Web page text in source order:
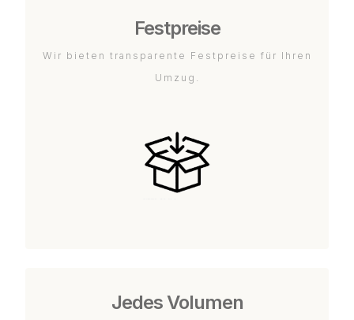
Festpreise
Wir bieten transparente Festpreise für Ihren
Umzug.
Jedes Volumen